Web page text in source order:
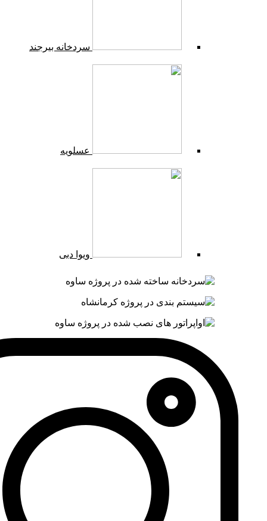
سردخانه بیرجند
عسلویه
ویوا دبی